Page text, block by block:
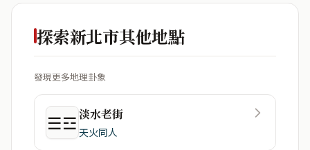
探索新北市其他地點
發現更多地理卦象
☰☲淡水老街
天火同人